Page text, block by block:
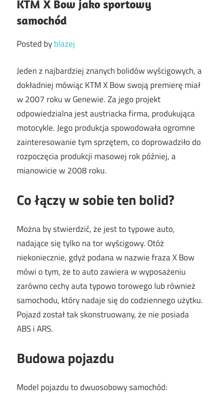
KTM X Bow jako sportowy
samochód
Posted byblazej
Jeden z najbardziej znanych bolidów wyścigowych, a
dokładniej mówiąc KTM X Bow swoją premierę miał
w 2007 roku w Genewie. Za jego projekt
odpowiedzialna jest austriacka firma, produkująca
motocykle. Jego produkcja spowodowała ogromne
zainteresowanie tym sprzętem, co doprowadziło do
rozpoczęcia produkcji masowej rok później, a
mianowicie w 2008 roku.
Co łączy w sobie ten bolid?
Można by stwierdzić, że jest to typowe auto,
nadające się tylko na tor wyścigowy. Otóż
niekoniecznie, gdyż podana w nazwie fraza X Bow
mówi o tym, że to auto zawiera w wyposażeniu
zarówno cechy auta typowo torowego lub również
samochodu, który nadaje się do codziennego użytku.
Pojazd został tak skonstruowany, że nie posiada
ABS i ARS.
Budowa pojazdu
Model pojazdu to dwuosobowy samochód: